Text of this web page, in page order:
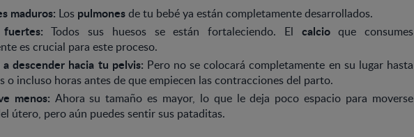
maduros: Los pulmonesde tu bebé ya están completamente desarrollados.
Todos sus huesos se están fortaleciendo. El calcioque consumes
es crucial para este proceso.
a descender hacia tu pelvis: Pero no se colocará completamente en su lugar hasta
o incluso horas antes de que empiecen las contracciones del parto.
menos: Ahora su tamaño es mayor, lo que le deja poco espacio para moverse
útero, pero aún puedes sentir sus pataditas.